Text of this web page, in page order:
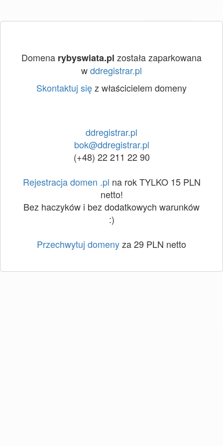
Domena rybyswiata.pl została zaparkowana
wddregistrar.pl
Skontaktuj sięz właścicielem domeny
ddregistrar.pl
bok@ddregistrar.pl
(+48) 22 211 22 90
Rejestracja domen .pl na rok TYLKO 15 PLN
netto!
Bez haczyków i bez dodatkowych warunków
:)
Przechwytuj domenyza 29 PLN netto